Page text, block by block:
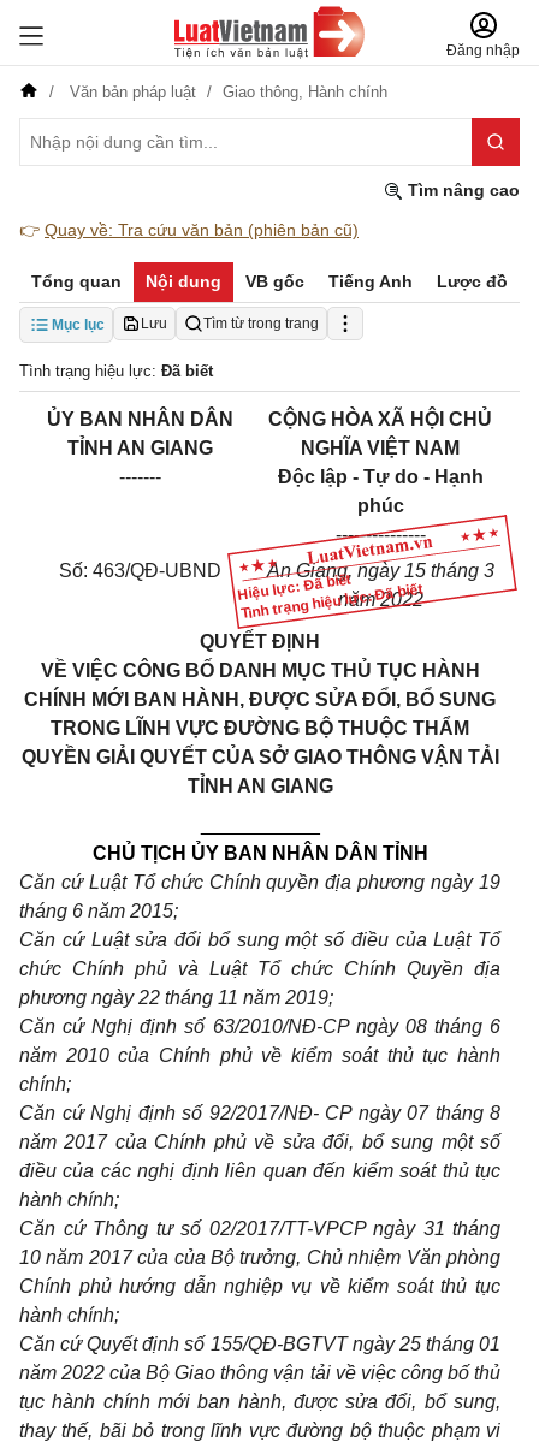
Đăng nhập
Văn bản pháp luật Giao thông, Hành chính
Tìm nâng cao
👉 Quay về: Tra cứu văn bản (phiên bản cũ)
Tổng quan Nội dung VB gốc Tiếng Anh Lược đồ
Mục lục Lưu Tìm từ trong trang
Tình trạng hiệu lực: Đã biết
Hiệu lực: Đã biết
Tình trạng hiệu lực: Đã biết
ỦY BAN NHÂN DÂN
TỈNH AN GIANG
-------
CỘNG HÒA XÃ HỘI CHỦ
NGHĨA VIỆT NAM
Độc lập - Tự do - Hạnh
phúc
---------------
Số: 463/QĐ-UBND
An Giang, ngày 15 tháng 3
năm 2022
QUYẾT ĐỊNH
VỀ VIỆC CÔNG BỐ DANH MỤC THỦ TỤC HÀNH
CHÍNH MỚI BAN HÀNH, ĐƯỢC SỬA ĐỔI, BỔ SUNG
TRONG LĨNH VỰC ĐƯỜNG BỘ THUỘC THẨM
QUYỀN GIẢI QUYẾT CỦA SỞ GIAO THÔNG VẬN TẢI
TỈNH AN GIANG
CHỦ TỊCH ỦY BAN NHÂN DÂN TỈNH
Căn cứ Luật Tổ chức Chính quyền địa phương ngày 19
tháng 6 năm 2015;
Căn cứ Luật sửa đổi bổ sung một số điều của Luật Tổ
chức Chính phủ và Luật Tổ chức Chính Quyền địa
phương ngày 22 tháng 11 năm 2019;
Căn cứ Nghị định số 63/2010/NĐ-CP ngày 08 tháng 6
năm 2010 của Chính phủ về kiểm soát thủ tục hành
chính;
Căn cứ Nghị định số 92/2017/NĐ- CP ngày 07 tháng 8
năm 2017 của Chính phủ về sửa đổi, bổ sung một số
điều của các nghị định liên quan đến kiểm soát thủ tục
hành chính;
Căn cứ Thông tư số 02/2017/TT-VPCP ngày 31 tháng
10 năm 2017 của của Bộ trưởng, Chủ nhiệm Văn phòng
Chính phủ hướng dẫn nghiệp vụ về kiểm soát thủ tục
hành chính;
Căn cứ Quyết định số 155/QĐ-BGTVT ngày 25 tháng 01
năm 2022 của Bộ Giao thông vận tải về việc công bố thủ
tục hành chính mới ban hành, được sửa đổi, bổ sung,
thay thế, bãi bỏ trong lĩnh vực đường bộ thuộc phạm vi